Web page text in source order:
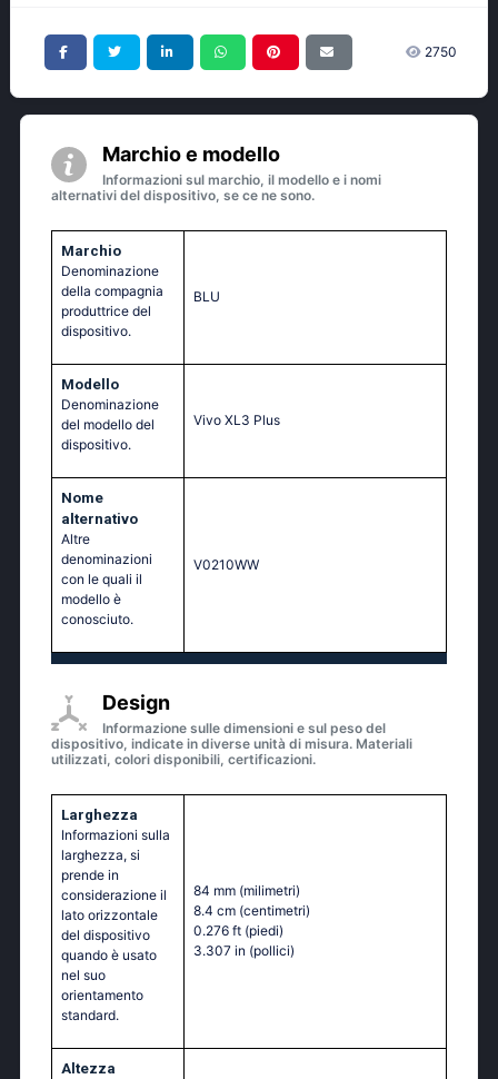
2750
Marchio e modello
Informazioni sul marchio, il modello e i nomi
alternativi del dispositivo, se ce ne sono.
Marchio
Denominazione
della compagnia
produttrice del
dispositivo.
BLU
Modello
Denominazione
del modello del
dispositivo.
Vivo XL3 Plus
Nome
alternativo
Altre
denominazioni
con le quali il
modello è
conosciuto.
V0210WW
Design
Informazione sulle dimensioni e sul peso del
dispositivo, indicate in diverse unità di misura. Materiali
utilizzati, colori disponibili, certificazioni.
Larghezza
Informazioni sulla
larghezza, si
prende in
considerazione il
lato orizzontale
del dispositivo
quando è usato
nel suo
orientamento
standard.
84 mm (milimetri)
8.4 cm (centimetri)
0.276 ft (piedi)
3.307 in (pollici)
Altezza